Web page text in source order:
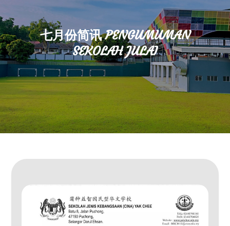
七月份简讯 PENGUMUMAN
SEKOLAH JULAI